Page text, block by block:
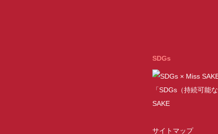
SDGs
「SDGs（持続可能
SAKE
サイトマップ